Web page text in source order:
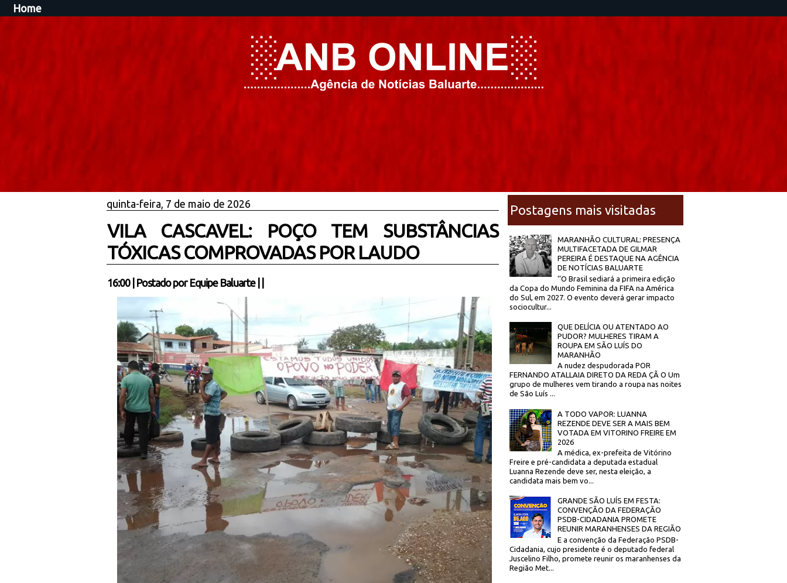
Home
quinta-feira, 7 de maio de 2026
VILA CASCAVEL: POÇO TEM SUBSTÂNCIAS
TÓXICAS COMPROVADAS POR LAUDO
16:00| Postado por Equipe Baluarte
Postagens mais visitadas
MARANHÃO CULTURAL: PRESENÇA
MULTIFACETADA DE GILMAR
PEREIRA É DESTAQUE NA AGÊNCIA
DE NOTÍCIAS BALUARTE
‘’O Brasil sediará a primeira edição
da Copa do Mundo Feminina da FIFA na América
do Sul, em 2027. O evento deverá gerar impacto
sociocultur...
QUE DELÍCIA OU ATENTADO AO
PUDOR? MULHERES TIRAM A
ROUPA EM SÃO LUÍS DO
MARANHÃO
A nudez despudorada POR
FERNANDO ATALLAIA DIRETO DA REDA ÇÃ O Um
grupo de mulheres vem tirando a roupa nas noites
de São Luís ...
A TODO VAPOR: LUANNA
REZENDE DEVE SER A MAIS BEM
VOTADA EM VITORINO FREIRE EM
2026
A médica, ex-prefeita de Vitórino
Freire e pré-candidata a deputada estadual
Luanna Rezende deve ser, nesta eleição, a
candidata mais bem vo...
GRANDE SÃO LUÍS EM FESTA:
CONVENÇÃO DA FEDERAÇÃO
PSDB-CIDADANIA PROMETE
REUNIR MARANHENSES DA REGIÃO
E a convenção da Federação PSDB-
Cidadania, cujo presidente é o deputado federal
Juscelino Filho, promete reunir os maranhenses da
Região Met...